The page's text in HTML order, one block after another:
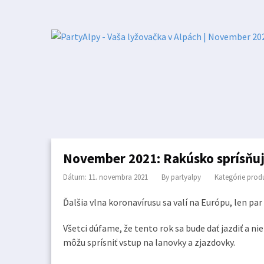
November 2021: Rakúsko
Dátum: 11. novembra 2021 By partyalpy Kategórie
Ďalšia vlna koronavírusu sa valí na Európu, len
Všetci dúfame, že tento rok sa bude dať jazdiť a
môžu sprísniť vstup na lanovky a zjazdovky.